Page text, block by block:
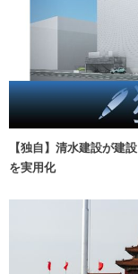
【独自】清水建設が建
を実用化